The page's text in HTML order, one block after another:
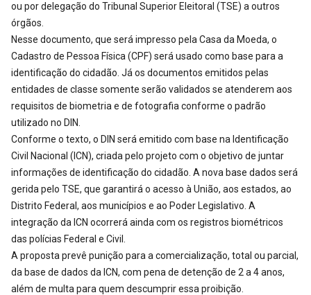
ou por delegação do Tribunal Superior Eleitoral (TSE) a outros
órgãos.
Nesse documento, que será impresso pela Casa da Moeda, o
Cadastro de Pessoa Física (CPF) será usado como base para a
identificação do cidadão. Já os documentos emitidos pelas
entidades de classe somente serão validados se atenderem aos
requisitos de biometria e de fotografia conforme o padrão
utilizado no DIN.
Conforme o texto, o DIN será emitido com base na Identificação
Civil Nacional (ICN), criada pelo projeto com o objetivo de juntar
informações de identificação do cidadão. A nova base dados será
gerida pelo TSE, que garantirá o acesso à União, aos estados, ao
Distrito Federal, aos municípios e ao Poder Legislativo. A
integração da ICN ocorrerá ainda com os registros biométricos
das polícias Federal e Civil.
A proposta prevê punição para a comercialização, total ou parcial,
da base de dados da ICN, com pena de detenção de 2 a 4 anos,
além de multa para quem descumprir essa proibição.